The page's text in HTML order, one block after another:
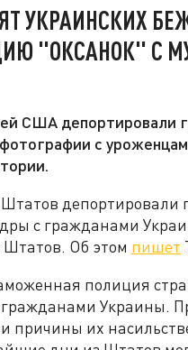
УКРАИНСКИХ
"ОКСАНОК" С
США депортировали
с
депортировали
с гражданами
Об этом пишет
полиция
Украины.
причины их